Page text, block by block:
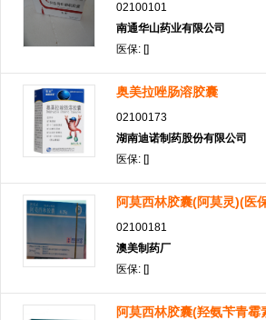
02100101
南通华山药业有限公司
医保: []
奥美拉唑肠溶胶囊
02100173
湖南迪诺制药股份有限公司
医保: []
阿莫西林胶囊(阿莫灵)(医
02100181
澳美制药厂
医保: []
阿莫西林胶囊(羟氨苄青霉